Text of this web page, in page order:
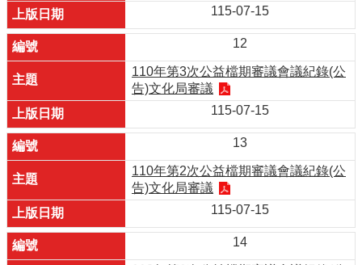
115-07-15
12
110年第3次公益檔期審議會議紀錄(公
告)文化局審議
115-07-15
13
110年第2次公益檔期審議會議紀錄(公
告)文化局審議
115-07-15
14